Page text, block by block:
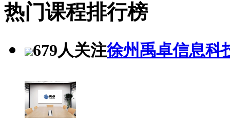
热门课程排行榜
679人关注徐州禹卓信息科